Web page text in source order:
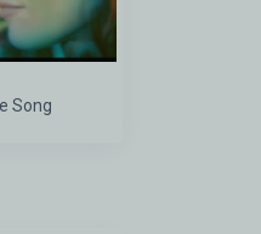
Song